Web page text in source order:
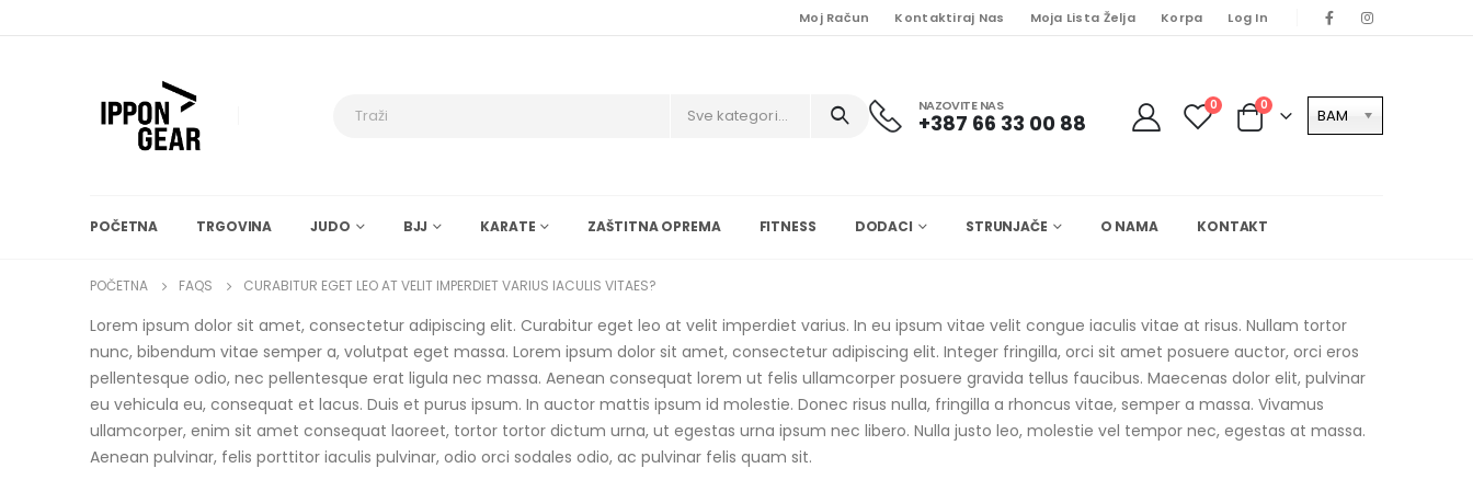
Moj Račun Kontaktiraj Nas Moja Lista Želja Korpa Log In
Sve kategorije NAZOVITE NAS
+387 66 33 00 88
0 0
BAM
POČETNA TRGOVINA JUDO BJJ KARATE ZAŠTITNA OPREMA FITNESS DODACI STRUNJAČE O NAMA KONTAKT
POČETNA FAQS CURABITUR EGET LEO AT VELIT IMPERDIET VARIUS IACULIS VITAES?
Lorem ipsum dolor sit amet, consectetur adipiscing elit. Curabitur eget leo at velit imperdiet varius. In eu ipsum vitae velit congue iaculis vitae at risus. Nullam tortor
nunc, bibendum vitae semper a, volutpat eget massa. Lorem ipsum dolor sit amet, consectetur adipiscing elit. Integer fringilla, orci sit amet posuere auctor, orci eros
pellentesque odio, nec pellentesque erat ligula nec massa. Aenean consequat lorem ut felis ullamcorper posuere gravida tellus faucibus. Maecenas dolor elit, pulvinar
eu vehicula eu, consequat et lacus. Duis et purus ipsum. In auctor mattis ipsum id molestie. Donec risus nulla, fringilla a rhoncus vitae, semper a massa. Vivamus
ullamcorper, enim sit amet consequat laoreet, tortor tortor dictum urna, ut egestas urna ipsum nec libero. Nulla justo leo, molestie vel tempor nec, egestas at massa.
Aenean pulvinar, felis porttitor iaculis pulvinar, odio orci sodales odio, ac pulvinar felis quam sit.